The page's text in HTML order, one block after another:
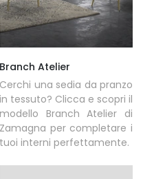
Branch Atelier
Cerchi una sedia da pranzo
in tessuto? Clicca e scopri il
modello Branch Atelier di
Zamagna per completare i
tuoi interni perfettamente.